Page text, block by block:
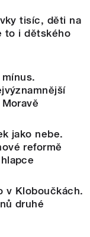
tisíc, děti na
to i dětského
jako nebe.
reformě
v Kloboučkách.
druhé